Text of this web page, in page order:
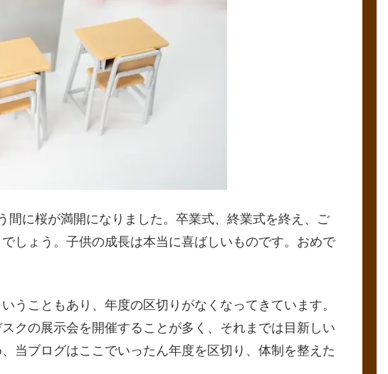
間に桜が満開になりました。卒業式、終業式を終え、ご
しょう。子供の成長は本当に喜ばしいものです。おめで
うこともあり、年度の区切りがなくなってきています。
クの展示会を開催することが多く、それまでは目新しい
当ブログはここでいったん年度を区切り、体制を整えた